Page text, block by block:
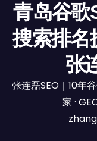
青岛谷歌
搜索排名
张
张连磊SEO｜10年
家 ·